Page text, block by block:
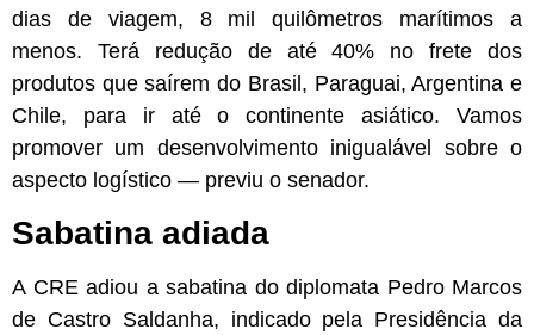
dias de viagem, 8 mil quilômetros marítimos a
menos. Terá redução de até 40% no frete dos
produtos que saírem do Brasil, Paraguai, Argentina e
Chile, para ir até o continente asiático. Vamos
promover um desenvolvimento inigualável sobre o
aspecto logístico — previu o senador.
Sabatina adiada
A CRE adiou a sabatina do diplomata Pedro Marcos
de Castro Saldanha, indicado pela Presidência da